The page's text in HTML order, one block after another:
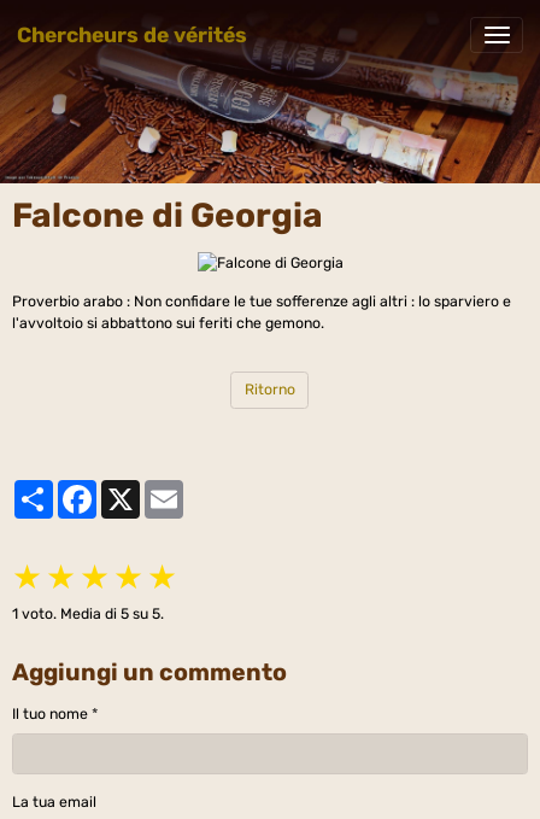
Chercheurs de vérités
Falcone di Georgia
Proverbio arabo : Non confidare le tue sofferenze agli altri : lo sparviero e
l'avvoltoio si abbattono sui feriti che gemono.
Ritorno
PartagerFacebook
★ ★ ★ ★ ★
1 voto. Media di 5 su 5.
Aggiungi un commento
Il tuo nome
La tua email